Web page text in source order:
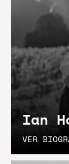
Ian
VER